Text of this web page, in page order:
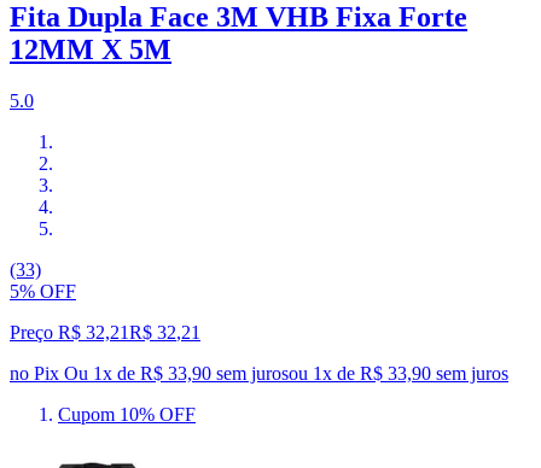
Fita Dupla Face 3M VHB Fixa Forte
12MM X 5M
5.0
(33)
5% OFF
Preço R$ 32,21R$ 32,21
no Pix Ou 1x de R$ 33,90 sem jurosou 1x de R$ 33,90 sem juros
Cupom 10% OFF